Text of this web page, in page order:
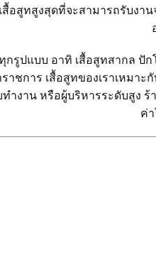
สื้อสูทสูงสุดที่จะสามารถรับง
กรูปแบบ อาทิ เสื้อสูทสากล ปั
าชการ เสื้อสูทของเราเหมา
ทำงาน หรือผู้บริหารระดับสูง
ค่